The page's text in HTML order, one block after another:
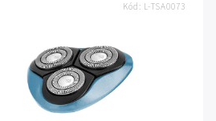
Kód: L-TSA0073